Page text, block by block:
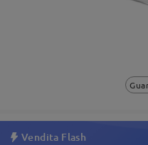
Vendita Flash